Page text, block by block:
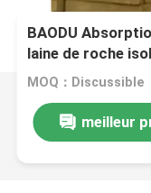
BAODU
laine de roche
laine minérale
MOQ：Discussible
meilleur